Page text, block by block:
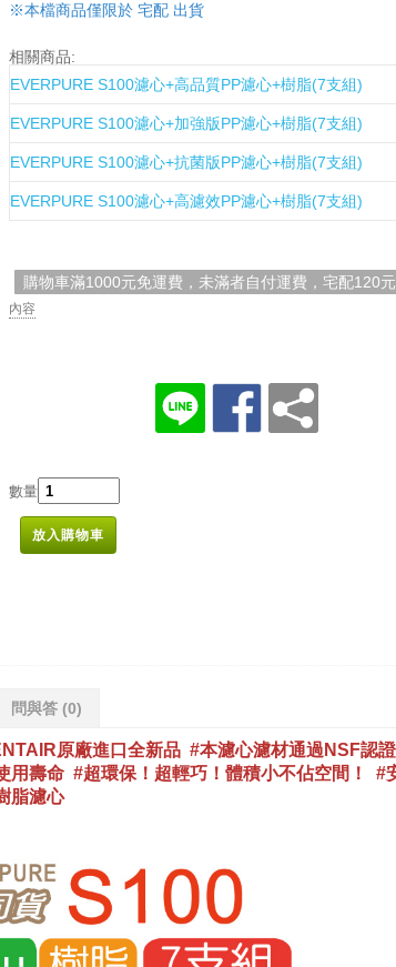
※本檔商品僅限於 宅配 出貨
相關商品:
EVERPURE S100濾心+高品質PP濾心+樹脂(7支組)
EVERPURE S100濾心+加強版PP濾心+樹脂(7支組)
EVERPURE S100濾心+抗菌版PP濾心+樹脂(7支組)
EVERPURE S100濾心+高濾效PP濾心+樹脂(7支組)
購物車滿1000元免運費，未滿者自付運費，宅配120元
內容
數量
放入購物車
問與答 (0)